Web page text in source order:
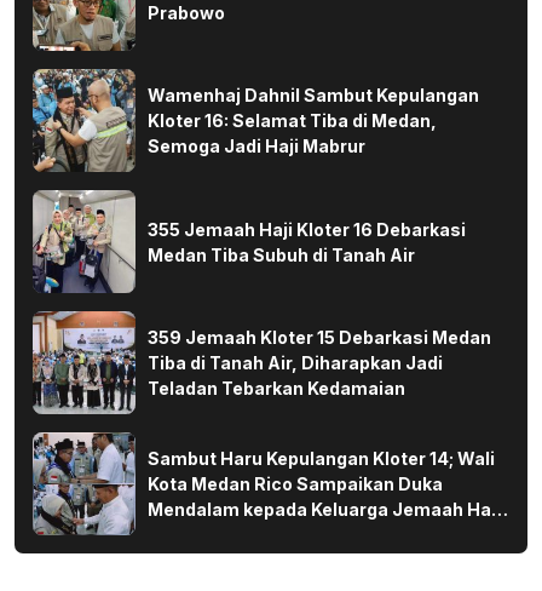
Prabowo
Wamenhaj Dahnil Sambut Kepulangan
Kloter 16: Selamat Tiba di Medan,
Semoga Jadi Haji Mabrur
355 Jemaah Haji Kloter 16 Debarkasi
Medan Tiba Subuh di Tanah Air
359 Jemaah Kloter 15 Debarkasi Medan
Tiba di Tanah Air, Diharapkan Jadi
Teladan Tebarkan Kedamaian
Sambut Haru Kepulangan Kloter 14; Wali
Kota Medan Rico Sampaikan Duka
Mendalam kepada Keluarga Jemaah Haji